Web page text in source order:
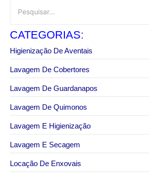
CATEGORIAS:
Higienização De Aventais
Lavagem De Cobertores
Lavagem De Guardanapos
Lavagem De Quimonos
Lavagem E Higienização
Lavagem E Secagem
Locação De Enxovais